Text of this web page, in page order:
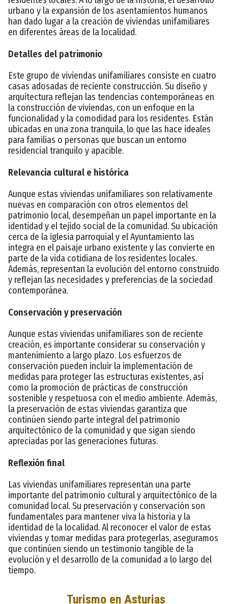
urbano y la expansión de los asentamientos humanos
han dado lugar a la creación de viviendas unifamiliares
en diferentes áreas de la localidad.
Detalles del patrimonio
Este grupo de viviendas unifamiliares consiste en cuatro
casas adosadas de reciente construcción. Su diseño y
arquitectura reflejan las tendencias contemporáneas en
la construcción de viviendas, con un enfoque en la
funcionalidad y la comodidad para los residentes. Están
ubicadas en una zona tranquila, lo que las hace ideales
para familias o personas que buscan un entorno
residencial tranquilo y apacible.
Relevancia cultural e histórica
Aunque estas viviendas unifamiliares son relativamente
nuevas en comparación con otros elementos del
patrimonio local, desempeñan un papel importante en la
identidad y el tejido social de la comunidad. Su ubicación
cerca de la iglesia parroquial y el Ayuntamiento las
integra en el paisaje urbano existente y las convierte en
parte de la vida cotidiana de los residentes locales.
Además, representan la evolución del entorno construido
y reflejan las necesidades y preferencias de la sociedad
contemporánea.
Conservación y preservación
Aunque estas viviendas unifamiliares son de reciente
creación, es importante considerar su conservación y
mantenimiento a largo plazo. Los esfuerzos de
conservación pueden incluir la implementación de
medidas para proteger las estructuras existentes, así
como la promoción de prácticas de construcción
sostenible y respetuosa con el medio ambiente. Además,
la preservación de estas viviendas garantiza que
continúen siendo parte integral del patrimonio
arquitectónico de la comunidad y que sigan siendo
apreciadas por las generaciones futuras.
Reflexión final
Las viviendas unifamiliares representan una parte
importante del patrimonio cultural y arquitectónico de la
comunidad local. Su preservación y conservación son
fundamentales para mantener viva la historia y la
identidad de la localidad. Al reconocer el valor de estas
viviendas y tomar medidas para protegerlas, aseguramos
que continúen siendo un testimonio tangible de la
evolución y el desarrollo de la comunidad a lo largo del
tiempo.